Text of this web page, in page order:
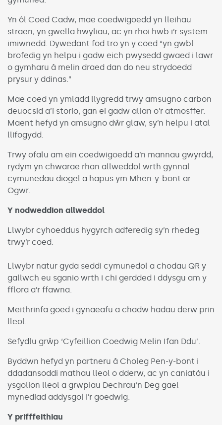
Yn ôl Coed Cadw, mae coedwigoedd yn lleihau
straen, yn gwella hwyliau, ac yn rhoi hwb i’r system
imiwnedd. Dywedant fod tro yn y coed “yn gwbl
brofedig yn helpu i gadw eich pwysedd gwaed i lawr
o gymharu â melin draed dan do neu strydoedd
prysur y ddinas.”
Mae coed yn ymladd llygredd trwy amsugno carbon
deuocsid a’i storio, gan ei gadw allan o’r atmosffer.
Maent hefyd yn amsugno dŵr glaw, sy’n helpu i atal
llifogydd.
Trwy ofalu am ein coedwigoedd a’n mannau gwyrdd,
rydym yn chwarae rhan allweddol wrth gynnal
cymunedau diogel a hapus ym Mhen-y-bont ar
Ogwr.
Y nodweddion allweddol
Llwybr cyhoeddus hygyrch adferedig sy’n rhedeg
trwy’r coed.
Llwybr natur gyda seddi cymunedol a chodau QR y
gallwch eu sganio wrth i chi gerdded i ddysgu am y
fflora a’r ffawna.
Meithrinfa goed i gynaeafu a chadw hadau derw prin
lleol.
Sefydlu grŵp ‘Cyfeillion Coedwig Melin Ifan Ddu’.
Byddwn hefyd yn partneru â Choleg Pen-y-bont i
ddadansoddi mathau lleol o dderw, ac yn caniatáu i
ysgolion lleol a grwpiau Dechrau’n Deg gael
mynediad addysgol i’r goedwig.
Y prifffeithiau